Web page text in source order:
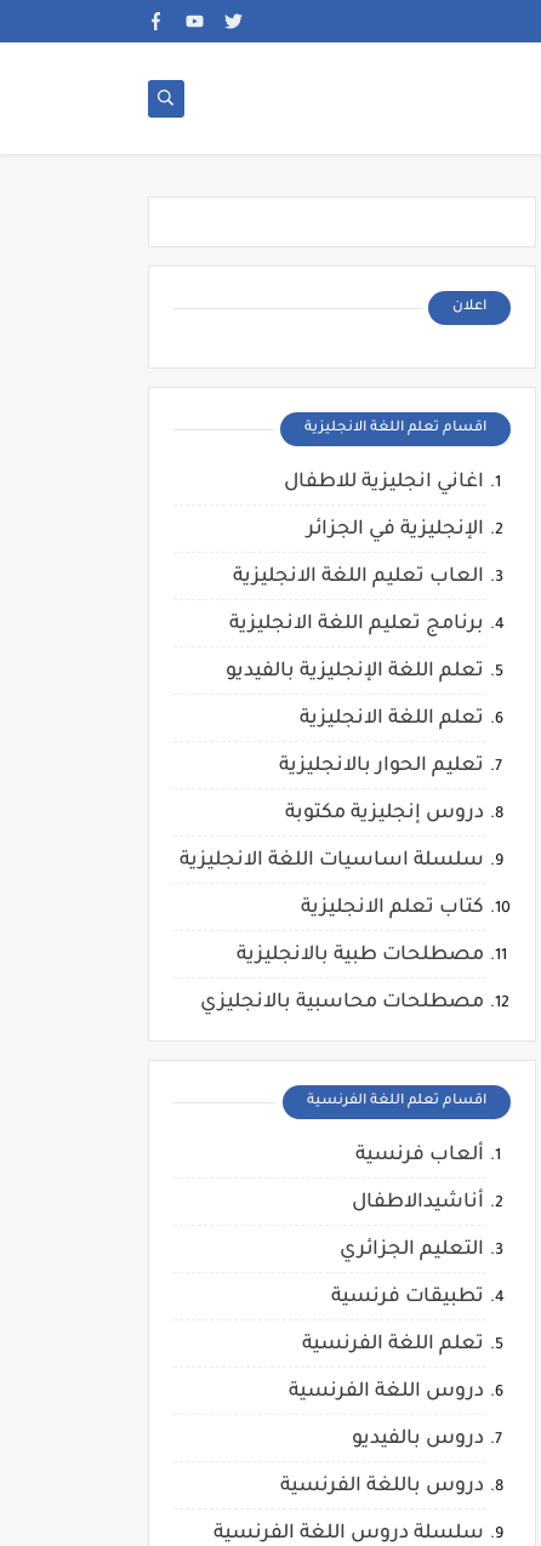
اعلان
اقسام تعلم اللغة الانجليزية
اغاني انجليزية للاطفال
الإنجليزية في الجزائر
العاب تعليم اللغة الانجليزية
برنامج تعليم اللغة الانجليزية
تعلم اللغة الإنجليزية بالفيديو
تعلم اللغة الانجليزية
تعليم الحوار بالانجليزية
دروس إنجليزية مكتوبة
سلسلة اساسيات اللغة الانجليزية
كتاب تعلم الانجليزية
مصطلحات طبية بالانجليزية
مصطلحات محاسبية بالانجليزي
اقسام تعلم اللغة الفرنسية
ألعاب فرنسية
أناشيدالاطفال
التعليم الجزائري
تطبيقات فرنسية
تعلم اللغة الفرنسية
دروس اللغة الفرنسية
دروس بالفيديو
دروس باللغة الفرنسية
سلسلة دروس اللغة الفرنسية